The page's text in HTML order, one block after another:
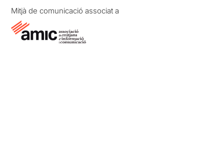
Mitjà de comunicació associat a